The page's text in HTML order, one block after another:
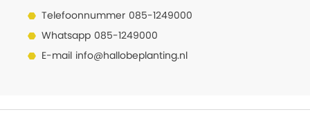
Telefoonnummer 085-1249000
Whatsapp 085-1249000
E-mail info@hallobeplanting.nl